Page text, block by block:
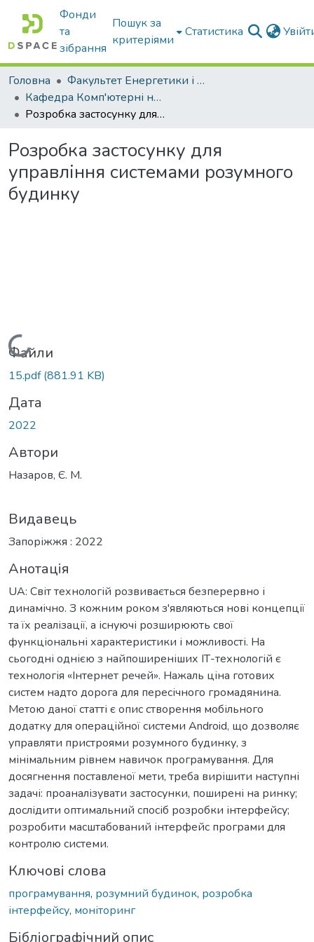
Фонди
та
зібрання
Пошук за
критеріями
Статистика
Головна
Факультет Енергетики і комп'ютерних технологій
Кафедра Комп'ютерні науки
Розробка застосунку для управління системами розумного будинку
Розробка застосунку для
управління системами розумного
будинку
Вантажиться...
Файли
15.pdf(881.91 KB)
Дата
2022
Автори
Назаров, Є. М.
Видавець
Запоріжжя : 2022
Анотація
UA: Світ технологій розвивається безперервно і
динамічно. З кожним роком з'являються нові концепції
та їх реалізації, а існуючі розширюють свої
функціональні характеристики і можливості. На
сьогодні однією з найпоширеніших ІТ-технологій є
технологія «Інтернет речей». Нажаль ціна готових
систем надто дорога для пересічного громадянина.
Метою даної статті є опис створення мобільного
додатку для операційної системи Android, що дозволяє
управляти пристроями розумного будинку, з
мінімальним рівнем навичок програмування. Для
досягнення поставленої мети, треба вирішити наступні
задачі: проаналізувати застосунки, поширені на ринку;
дослідити оптимальний спосіб розробки інтерфейсу;
розробити масштабований інтерфейс програми для
контролю системи.
Ключові слова
програмування, розумний будинок, розробка
інтерфейсу, моніторинг
Бібліографічний опис